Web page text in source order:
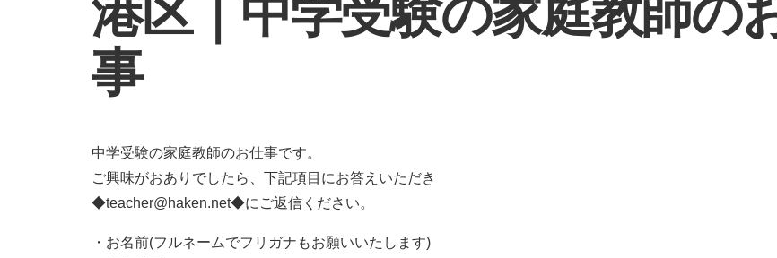
港区｜中学受験の家庭教師のお仕
事
中学受験の家庭教師のお仕事です。
ご興味がおありでしたら、下記項目にお答えいただき
◆teacher@haken.net◆にご返信ください。
・お名前(フルネームでフリガナもお願いいたします)